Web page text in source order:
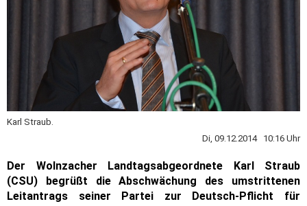
Karl Straub.
Di, 09.12.2014 10:16 Uhr
Der Wolnzacher Landtagsabgeordnete Karl Straub
(CSU) begrüßt die Abschwächung des umstrittenen
Leitantrags seiner Partei zur Deutsch-Pflicht für